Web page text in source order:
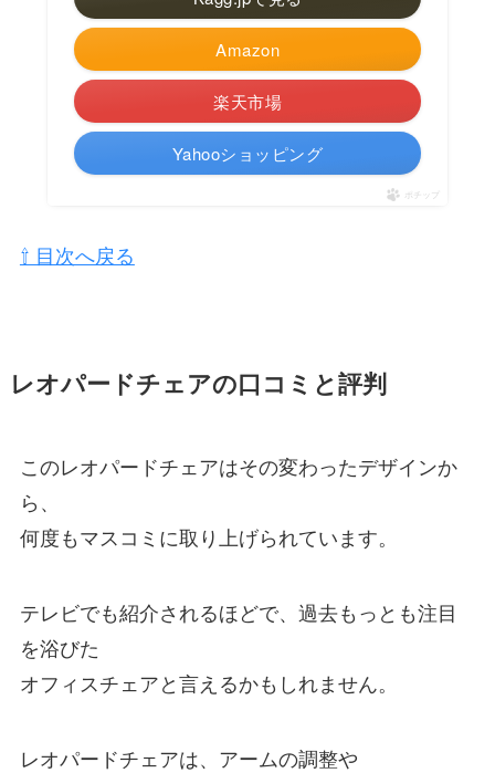
Amazon
楽天市場
Yahooショッピング
ポチップ
⇧ 目次へ戻る
レオパードチェアの口コミと評判
このレオパードチェアはその変わったデザインか
ら、
何度もマスコミに取り上げられています。
テレビでも紹介されるほどで、過去もっとも注目
を浴びた
オフィスチェアと言えるかもしれません。
レオパードチェアは、アームの調整や